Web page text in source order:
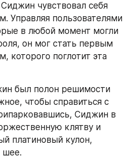
чувствовал себя
Управляя пользователями
в любой момент могли
он мог стать первым
которого поглотит эта
был полон решимости
чтобы справиться с
Сиджин в
клятву и
платиновый кулон,
шее.